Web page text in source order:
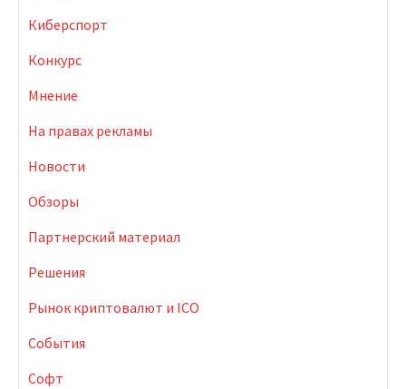
Киберспорт
Конкурс
Мнение
На правах рекламы
Новости
Обзоры
Партнерский материал
Решения
Рынок криптовалют и ICO
События
Софт